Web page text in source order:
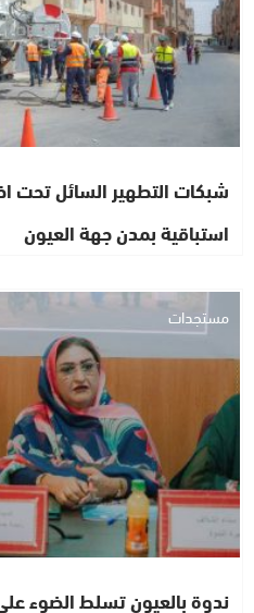
شبكات التطهير السائل تحت
استباقية بمدن جهة العيون
مستجدات
ندوة بالعيون تسلط الضوء